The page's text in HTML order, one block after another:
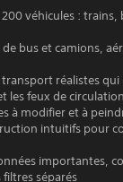
véhicules :
de bus et camions,
réalistes
les feux de circulation
à modifier et à
intuitifs pour
importantes,
séparés